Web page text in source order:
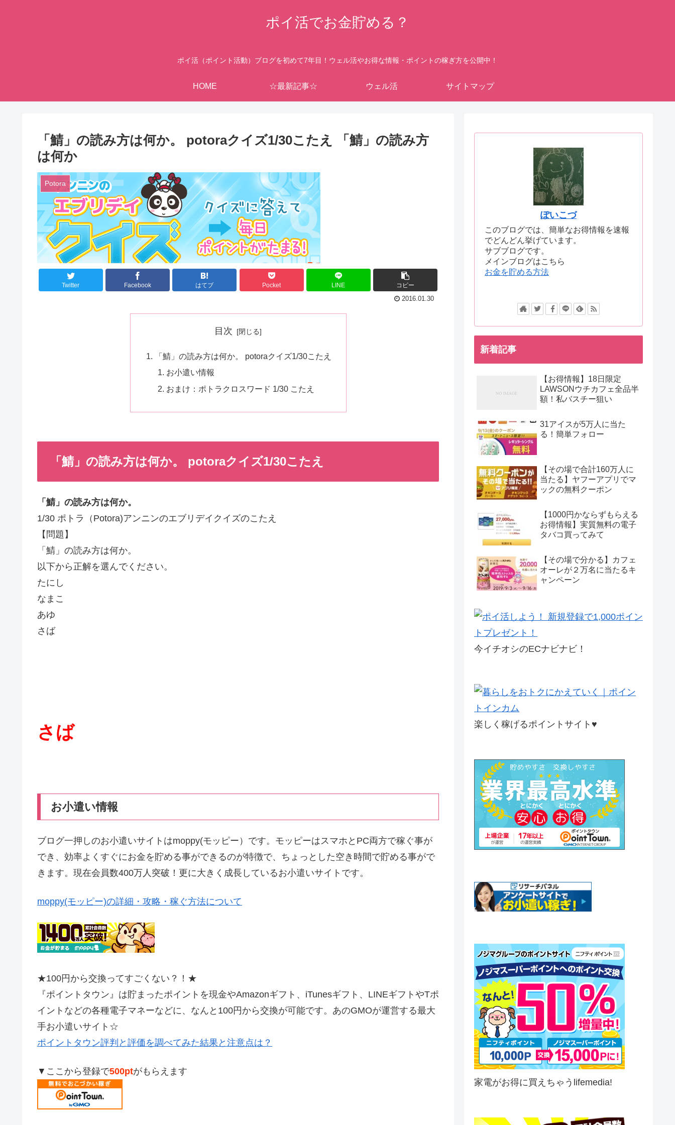
ポイ活でお金貯める？
ポイ活（ポイント活動）ブログを初めて7年目！ウェル活やお得な情報・ポイントの稼ぎ方を公開中！
HOME ☆最新記事☆ ウェル活 サイトマップ
「鯖」の読み方は何か。 potoraクイズ1/30こたえ 「鯖」の読み方
は何か
Potora
Twitter Facebook はてブ Pocket LINE
コピー
2016.01.30
目次
「鯖」の読み方は何か。 potoraクイズ1/30こたえ
お小遣い情報
おまけ：ポトラクロスワード 1/30 こたえ
「鯖」の読み方は何か。 potoraクイズ1/30こたえ
「鯖」の読み方は何か。
1/30 ポトラ（Potora)アンニンのエブリデイクイズのこたえ
【問題】
「鯖」の読み方は何か。
以下から正解を選んでください。
たにし
なまこ
あゆ
さば
さば
お小遣い情報
ブログ一押しのお小遣いサイトはmoppy(モッピー）です。モッピーはスマホとPC両方で稼ぐ事が
でき、効率よくすぐにお金を貯める事ができるのが特徴で、ちょっとした空き時間で貯める事がで
きます。現在会員数400万人突破！更に大きく成長しているお小遣いサイトです。
moppy(モッピー)の詳細・攻略・稼ぐ方法について
★100円から交換ってすごくない？！★
『ポイントタウン』は貯まったポイントを現金やAmazonギフト、iTunesギフト、LINEギフトやTポ
イントなどの各種電子マネーなどに、なんと100円から交換が可能です。あのGMOが運営する最大
手お小遣いサイト☆
ポイントタウン評判と評価を調べてみた結果と注意点は？
▼ここから登録で500ptがもらえます
ぽいこづ
このブログでは、簡単なお得情報を速報
でどんどん挙げています。
サブブログです。
メインブログはこちら
お金を貯める方法
新着記事
【お得情報】18日限定
LAWSONウチカフェ全品半
額！私バスチー狙い
31アイスが5万人に当た
る！簡単フォロー
【その場で合計160万人に
当たる】ヤフーアプリでマ
ックの無料クーポン
【1000円かならずもらえる
お得情報】実質無料の電子
タバコ買ってみて
【その場で分かる】カフェ
オーレが２万名に当たるキ
ャンペーン
今イチオシのECナビナビ！
楽しく稼げるポイントサイト♥
家電がお得に買えちゃうlifemedia!